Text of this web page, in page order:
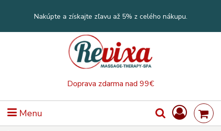
Doprava zdarma nad 99€
Nakúpte a získajte zľavu až 5% z celého nákupu.
Menu